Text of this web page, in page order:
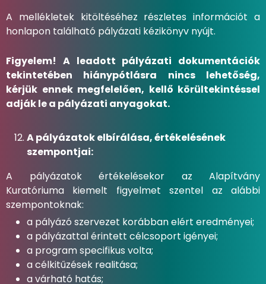
A mellékletek kitöltéséhez részletes információt a
honlapon található pályázati kézikönyv nyújt.
Figyelem! A leadott pályázati dokumentációk
tekintetében hiánypótlásra nincs lehetőség,
kérjük ennek megfelelően, kellő körültekintéssel
adják le a pályázati anyagokat.
A pályázatok elbírálása, értékelésének
szempontjai:
A pályázatok értékelésekor az Alapítvány
Kuratóriuma kiemelt figyelmet szentel az alábbi
szempontoknak:
a pályázó szervezet korábban elért eredményei;
a pályázattal érintett célcsoport igényei;
a program specifikus volta;
a célkitűzések realitása;
a várható hatás;